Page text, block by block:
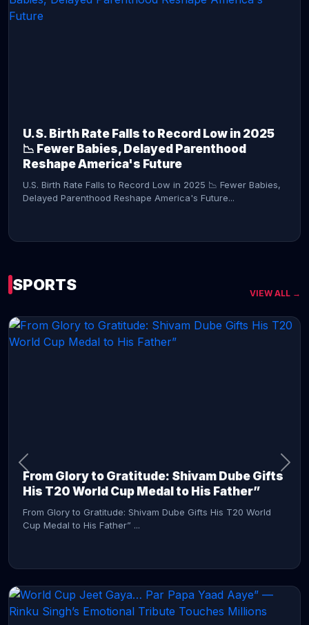
U.S. Birth Rate Falls to Record Low in 2025
📉 Fewer Babies, Delayed Parenthood
Reshape America's Future
U.S. Birth Rate Falls to Record Low in 2025 📉 Fewer Babies,
Delayed Parenthood Reshape America's Future...
SPORTS VIEW ALL →
From Glory to Gratitude: Shivam Dube Gifts
His T20 World Cup Medal to His Father”
From Glory to Gratitude: Shivam Dube Gifts His T20 World
Cup Medal to His Father” ...